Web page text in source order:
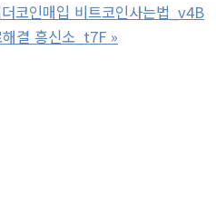
코인매입 비트코인사는법_v4B
결 흥신소_t7F »